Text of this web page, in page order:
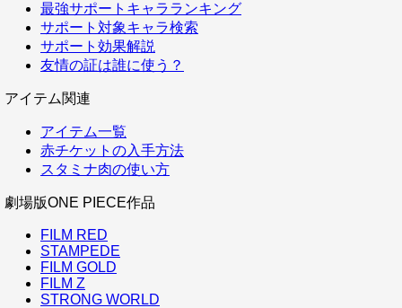
最強サポートキャラランキング
サポート対象キャラ検索
サポート効果解説
友情の証は誰に使う？
アイテム関連
アイテム一覧
赤チケットの入手方法
スタミナ肉の使い方
劇場版ONE PIECE作品
FILM RED
STAMPEDE
FILM GOLD
FILM Z
STRONG WORLD